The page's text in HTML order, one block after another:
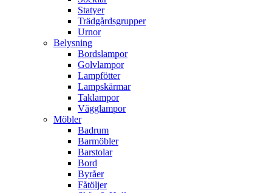
Statyer
Trädgårdsgrupper
Urnor
Belysning
Bordslampor
Golvlampor
Lampfötter
Lampskärmar
Taklampor
Vägglampor
Möbler
Badrum
Barmöbler
Barstolar
Bord
Byråer
Fåtöljer